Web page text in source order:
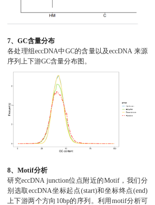
7、GC含量分布
各处理组eccDNA中GC的含量以及eccDNA 来源
序列上下游GC含量分布图。
8、Motif分析
研究eccDNA junction位点附近的Motif，我们分
别选取eccDNA坐标起点(start)和坐标终点(end)
上下游两个方向10bp的序列。利用motif分析可